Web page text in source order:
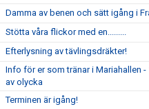
Damma av benen och sätt igång i
Stötta våra flickor med en.........
Efterlysning av tävlingsdräkter!
Info för er som tränar i Mariahallen
av olycka
Terminen är igång!